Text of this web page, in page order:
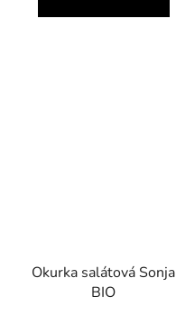
Okurka salátová Sonja
BIO